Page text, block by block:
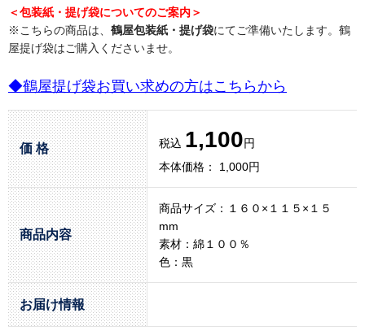
＜包装紙・提げ袋についてのご案内＞
※こちらの商品は、 鶴屋包装紙・提げ袋にてご準備いたします。鶴
屋提げ袋はご購入くださいませ。
◆鶴屋提げ袋お買い求めの方はこちらから
価 格 税込 1,100円
本体価格： 1,000円
商品内容
商品サイズ：１６０×１１５×１５
mm
素材：綿１００％
色：黒
お届け情報